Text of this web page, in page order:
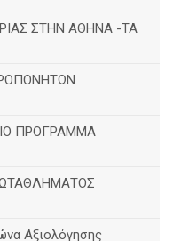
ΣΤΗΝ ΑΘΗΝΑ -ΤΑ
ΠΡΟΓΡΑΜΜΑ
Αξιολόγησης